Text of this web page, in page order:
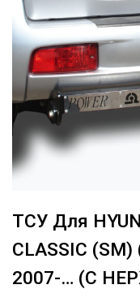
ТСУ Для
CLASSIC
2007-… (C